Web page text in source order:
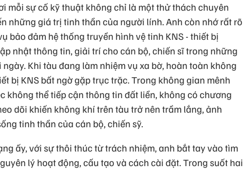
mỗi sự cố kỹ thuật không chỉ là một thử thách chuyên
những giá trị tinh thần của người lính. Anh còn nhớ rất rõ
bảo đảm hệ thống truyền hình vệ tinh KNS - thiết bị
nhật thông tin, giải trí cho cán bộ, chiến sĩ trong những
Khi tàu đang làm nhiệm vụ xa bờ, hoàn toàn không
bị KNS bất ngờ gặp trục trặc. Trong không gian mênh
không thể tiếp cận thông tin đất liền, không có chương
dõi khiến không khí trên tàu trở nên trầm lắng, ảnh
tinh thần của cán bộ, chiến sỹ.
ấy, với sự thôi thúc từ trách nhiệm, anh bắt tay vào tìm
lý hoạt động, cấu tạo và cách cài đặt. Trong suốt hai